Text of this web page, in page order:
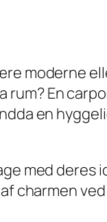
moderne
En
en
med deres
charmen